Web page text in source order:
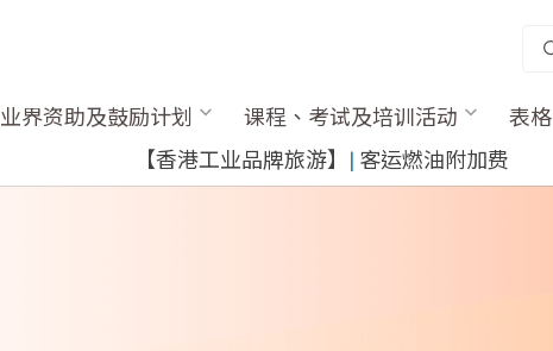
业界资助及鼓励计划 课程、考试及培训活动 表格
【香港工业品牌旅游】
| 客运燃油附加费